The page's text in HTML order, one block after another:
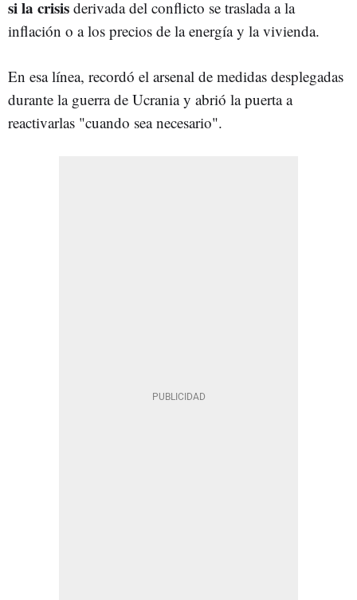
si la crisis derivada del conflicto se traslada a la
inflación o a los precios de la energía y la vivienda.
En esa línea, recordó el arsenal de medidas desplegadas
durante la guerra de Ucrania y abrió la puerta a
reactivarlas "cuando sea necesario".